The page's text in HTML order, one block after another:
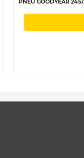
PNEU GOODYEAR